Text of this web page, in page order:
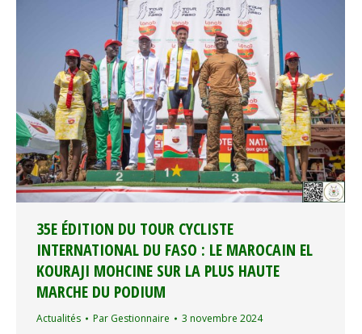
35E ÉDITION DU TOUR CYCLISTE
INTERNATIONAL DU FASO : LE MAROCAIN EL
KOURAJI MOHCINE SUR LA PLUS HAUTE
MARCHE DU PODIUM
Actualités Par Gestionnaire 3 novembre 2024